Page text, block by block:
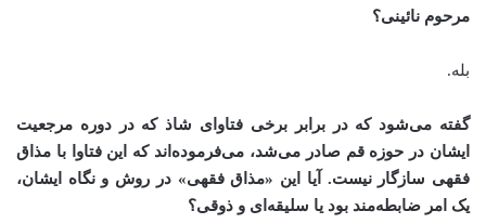
مرحوم نائینی؟
بله.
گفته می‌شود که در برابر برخی فتاوای شاذ که در دوره مرجعیت
ایشان در حوزه قم صادر می‌شد، می‌فرموده‌اند که این فتاوا با مذاق
فقهی سازگار نیست. آیا این «مذاق فقهی» در روش و نگاه ایشان،
یک امر ضابطه‌مند بود یا سلیقه‌ای و ذوقی؟